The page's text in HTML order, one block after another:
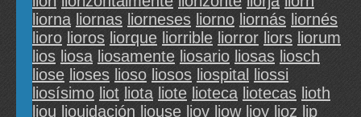
liorna liornas liorneses liorno liornás liornés
lioro lioros liorque liorrible liorror liors liorum
lios liosa liosamente liosario liosas liosch
liose lioses lioso liosos liospital
liossi
liosísimo liot liota liote lioteca liotecas lioth
liou liouidación liouse liov liow lioy lioz lip